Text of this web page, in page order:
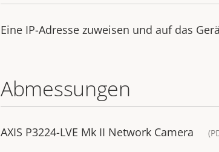
Eine IP-Adresse zuweisen und auf das
Abmessungen
AXIS P3224-LVE Mk II Network Camera